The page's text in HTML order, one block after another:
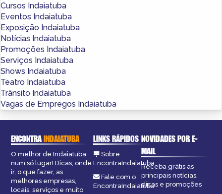
Cursos Indaiatuba
Eventos Indaiatuba
Exposição Indaiatuba
Notícias Indaiatuba
Promoções Indaiatuba
Serviços Indaiatuba
Shows Indaiatuba
Teatro Indaiatuba
Trânsito Indaiatuba
Vagas de Empregos Indaiatuba
ENCONTRAINDAIATUBA
O melhor de Indaiatuba
num só lugar! Dicas, onde
ir, o que fazer, as
melhores empresas,
locais, serviços e muito
LINKS RÁPIDOS
Sobre
EncontraIndaiatuba
Fale com o
EncontraIndaiatuba
NOVIDADES POR E-
MAIL
Receba grátis as
principais notícias,
dicas e promoções